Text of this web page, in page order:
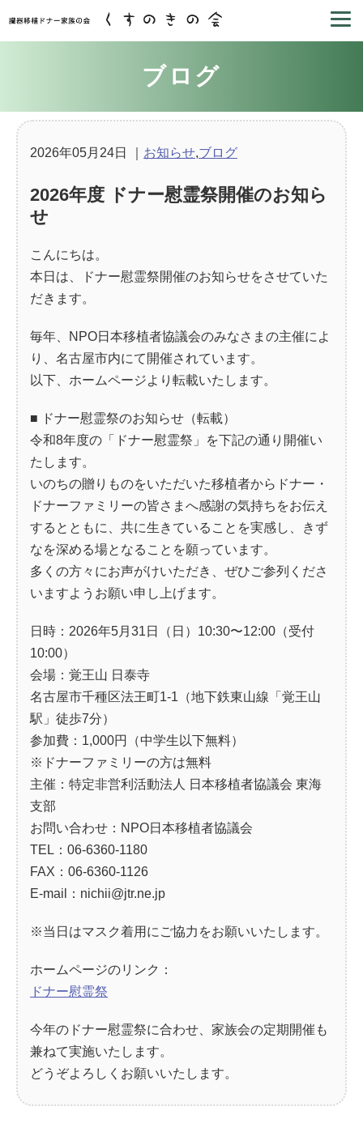
ブログ
2026年05月24日 お知らせ,ブログ
2026年度 ドナー慰霊祭開催のお知ら
せ
こんにちは。
本日は、ドナー慰霊祭開催のお知らせをさせていた
だきます。
毎年、NPO日本移植者協議会のみなさまの主催によ
り、名古屋市内にて開催されています。
以下、ホームページより転載いたします。
■ ドナー慰霊祭のお知らせ（転載）
令和8年度の「ドナー慰霊祭」を下記の通り開催い
たします。
いのちの贈りものをいただいた移植者からドナー・
ドナーファミリーの皆さまへ感謝の気持ちをお伝え
するとともに、共に生きていることを実感し、きず
なを深める場となることを願っています。
多くの方々にお声がけいただき、ぜひご参列くださ
いますようお願い申し上げます。
日時：2026年5月31日（日）10:30〜12:00（受付
10:00）
会場：覚王山 日泰寺
名古屋市千種区法王町1-1（地下鉄東山線「覚王山
駅」徒歩7分）
参加費：1,000円（中学生以下無料）
※ドナーファミリーの方は無料
主催：特定非営利活動法人 日本移植者協議会 東海
支部
お問い合わせ：NPO日本移植者協議会
TEL：06-6360-1180
FAX：06-6360-1126
E-mail：nichii@jtr.ne.jp
※当日はマスク着用にご協力をお願いいたします。
ホームページのリンク：
ドナー慰霊祭
今年のドナー慰霊祭に合わせ、家族会の定期開催も
兼ねて実施いたします。
どうぞよろしくお願いいたします。